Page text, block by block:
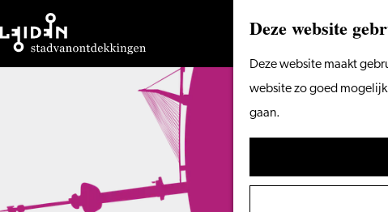
Deze website
Deze website maakt
website zo goed
gaan.
Ga